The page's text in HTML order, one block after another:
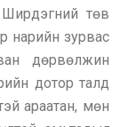
Ширдэгний төв
нарийн зурвас
дөрвөлжин
дотор талд
араатан, мөн